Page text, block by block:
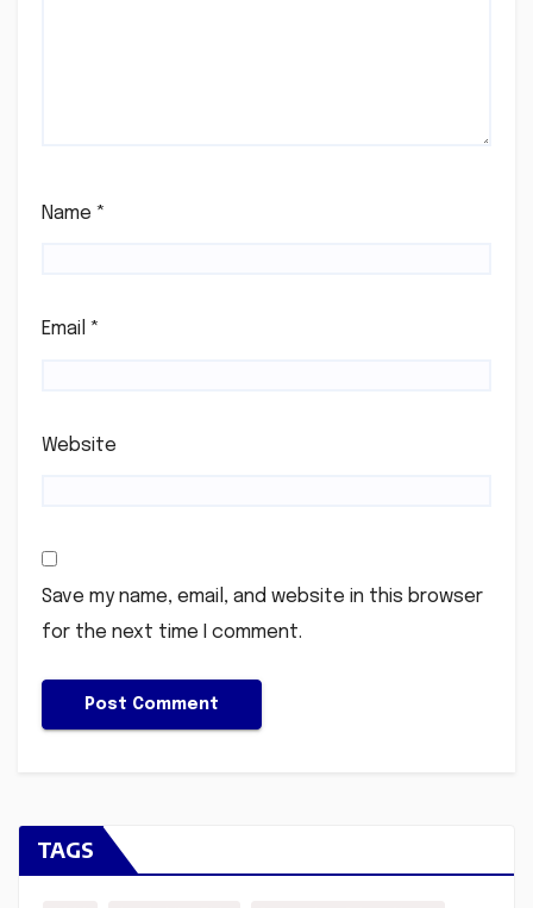
Name *
Email *
Website
Save my name, email, and website in this browser
for the next time I comment.
TAGS